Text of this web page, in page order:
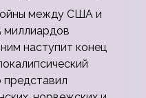
5 миллиардов
между США и
миллиардов
наступит конец
представил